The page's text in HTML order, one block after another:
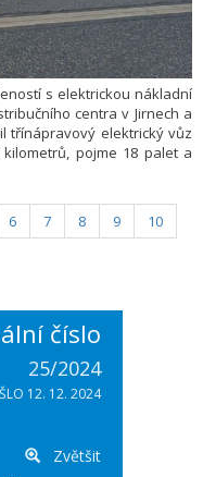
s elektrickou nákladní
centra v Jirnech a
třínápravový elektrický vůz
pojme 18 palet a
6 7 8 9
10
číslo
25/2024
12. 12. 2024
Zvětšit